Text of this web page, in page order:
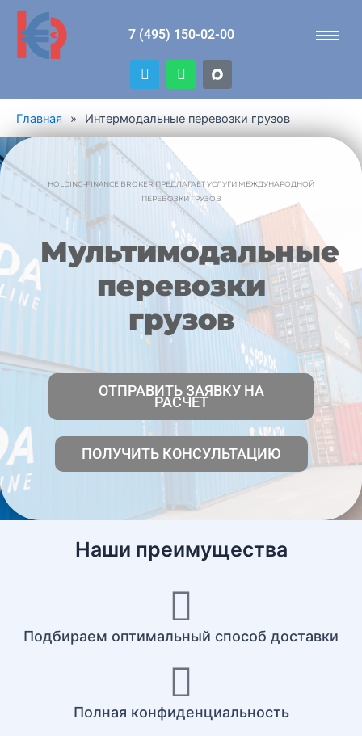
7 (495) 150-02-00
T
e
l
g
r
W
h
a
s
a
p
Главная » Интермодальные перевозки грузов
HOLDING-FINANCE BROKER ПРЕДЛАГАЕТ УСЛУГИ МЕЖДУНАРОДНОЙ
ПЕРЕВОЗКИ ГРУЗОВ
Мультимодальные
перевозки
грузов
ОТПРАВИТЬ ЗАЯВКУ НА
РАСЧЕТ
ПОЛУЧИТЬ КОНСУЛЬТАЦИЮ
Наши преимущества
Подбираем оптимальный способ доставки
Полная конфиденциальность